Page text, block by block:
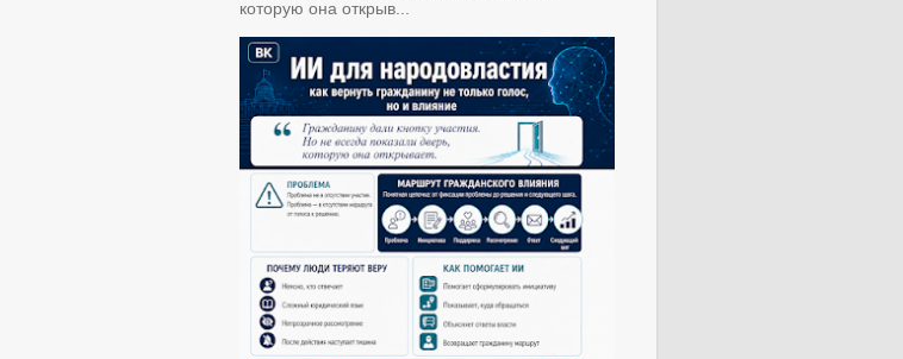
которую она открыв...